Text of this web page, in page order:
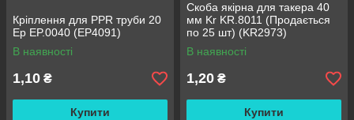
Кріплення для PPR труби 20
Ep EP.0040 (EP4091)
В наявності
1,10 ₴
Купити
Скоба якірна для такера 40
мм Kr KR.8011 (Продається
по 25 шт) (KR2973)
В наявності
1,20 ₴
Купити